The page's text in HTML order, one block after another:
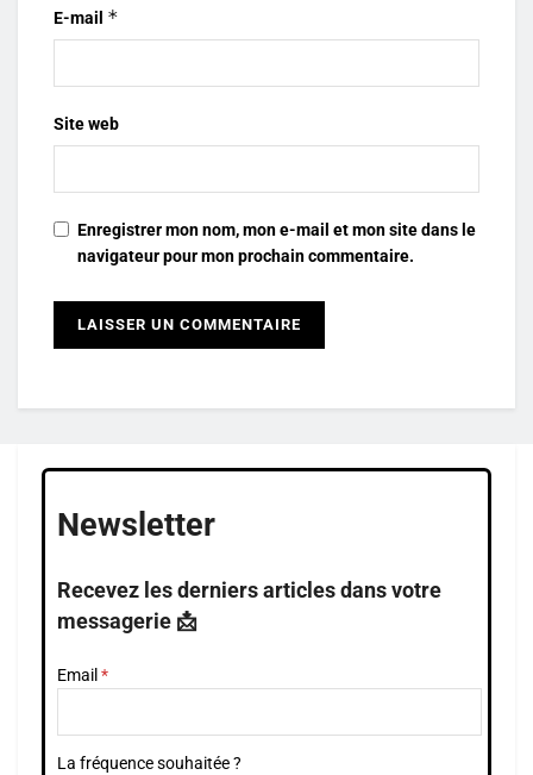
E-mail *
Site web
Enregistrer mon nom, mon e-mail et mon site dans le
navigateur pour mon prochain commentaire.
Newsletter
Recevez les derniers articles dans votre
messagerie 📩
Email
La fréquence souhaitée ?